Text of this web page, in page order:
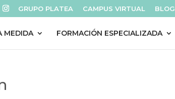
GRUPO PLATEA CAMPUS VIRTUAL BLOG
MEDIDA FORMACIÓN ESPECIALIZADA